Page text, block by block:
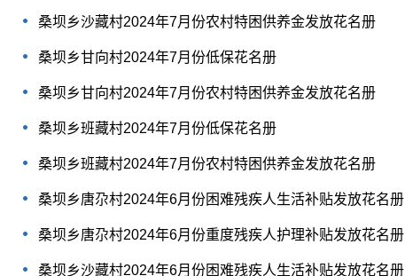
桑坝乡沙藏村2024年7月份农村特困供养金发放花名册
桑坝乡甘向村2024年7月份低保花名册
桑坝乡甘向村2024年7月份农村特困供养金发放花名册
桑坝乡班藏村2024年7月份低保花名册
桑坝乡班藏村2024年7月份农村特困供养金发放花名册
桑坝乡唐尕村2024年6月份困难残疾人生活补贴发放花名册
桑坝乡唐尕村2024年6月份重度残疾人护理补贴发放花名册
桑坝乡沙藏村2024年6月份困难残疾人生活补贴发放花名册